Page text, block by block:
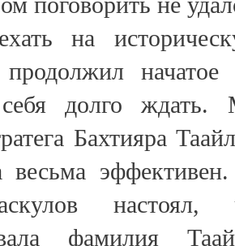
на
продолжил
себя долго
Бахтияра
весьма
фамилия